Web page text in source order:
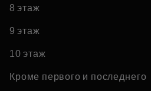
8 этаж
9 этаж
10 этаж
Кроме первого и последнего